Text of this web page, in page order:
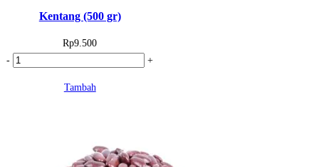
Kentang (500 gr)
Rp9.500
- Kuantitas
+
Tambah